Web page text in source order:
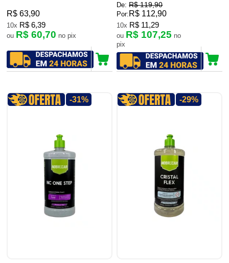
R$ 63,90
10x R$ 6,39
ou R$ 60,70 no pix
De: R$ 119,90
Por: R$ 112,90
10x R$ 11,29
ou R$ 107,25 no
pix
-31% -29%